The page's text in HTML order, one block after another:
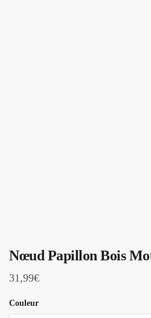
Nœud Papillon Bois
31,99€
Couleur